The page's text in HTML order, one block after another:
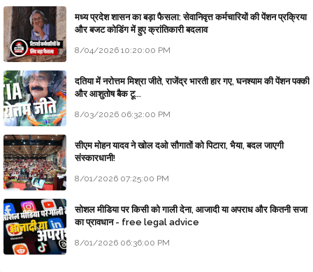
मध्य प्रदेश शासन का बड़ा फैसला: सेवानिवृत्त कर्मचारियों की पेंशन प्रक्रिया
और बजट कोडिंग में हुए क्रांतिकारी बदलाव
8/04/2026 10:20:00 PM
दतिया में नरोत्तम मिश्रा जीते, राजेंद्र भारती हार गए, घनश्याम की पेंशन पक्की
और आशुतोष बैक टू...
8/03/2026 06:32:00 PM
सीएम मोहन यादव ने खोल दओ सौगातों को पिटारा, भैया, बदल जाएगी
संस्कारधानी!
8/01/2026 07:25:00 PM
सोशल मीडिया पर किसी को गाली देना, आजादी या अपराध और कितनी सजा
का प्रावधान - free legal advice
8/01/2026 06:36:00 PM